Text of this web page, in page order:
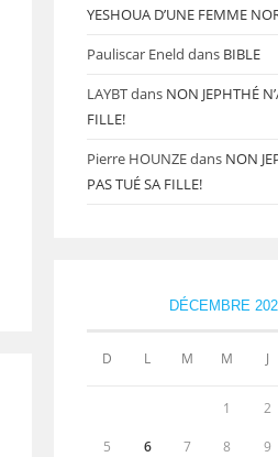
YESHOUA D’UNE FEMME
Pauliscar Eneld dans BIBLE
LAYBTdans NON JEPHTHÉ
FILLE!
Pierre HOUNZEdans NON
PAS TUÉ SA FILLE!
DÉCEMBRE
D L M M J
1 2
5 6 7 8 9